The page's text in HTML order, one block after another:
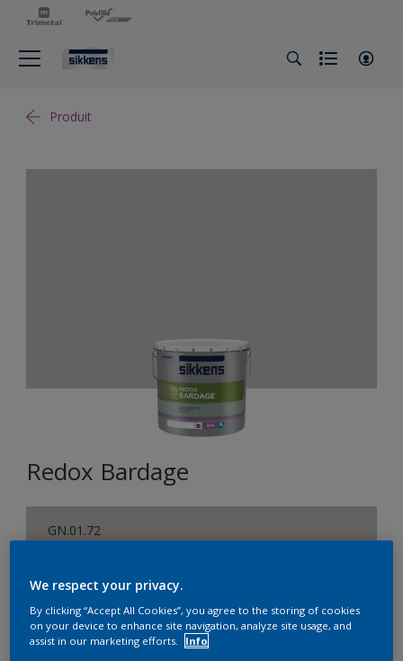
Produit
Redox Bardage
GN.01.72
1 L 5 L 15 L
We respect your privacy.
By clicking “Accept All Cookies”, you agree to the storing of cookies
on your device to enhance site navigation, analyze site usage, and
assist in our marketing efforts.
Info